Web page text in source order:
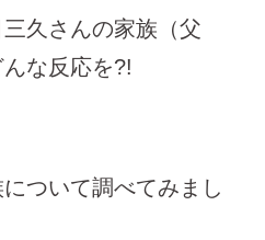
久さんの家族（父
な反応を?!
ついて調べてみまし